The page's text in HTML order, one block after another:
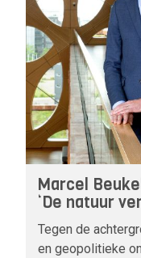
Marcel
‘De natuur
Tegen de
en geopolitieke